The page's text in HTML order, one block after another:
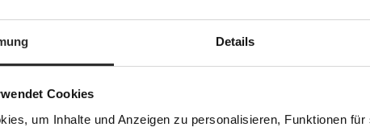
Details
Cookies
um Inhalte und Anzeigen zu personalisieren, Funktionen